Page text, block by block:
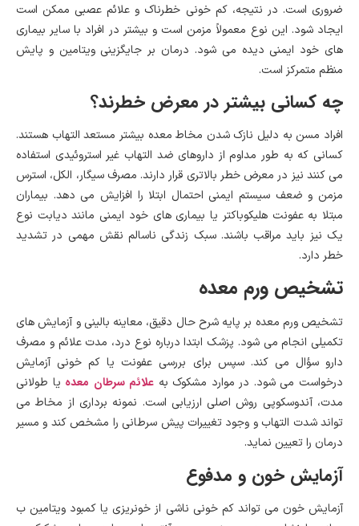
ضروری است. در نتیجه، کم خونی خطرناک و علائم عصبی ممکن است
ایجاد شود. این نوع معمولاً مزمن است و بیشتر در افراد با سایر بیماری
های خود ایمنی دیده می شود. درمان بر جایگزینی ویتامین و پایش
منظم متمرکز است.
چه کسانی بیشتر در معرض خطرند؟
افراد مسن به دلیل نازک شدن مخاط معده بیشتر مستعد التهاب هستند.
کسانی که به طور مداوم از داروهای ضد التهاب غیر استروئیدی استفاده
می کنند نیز در معرض خطر بالاتری قرار دارند. مصرف سیگار، الکل، استرس
مزمن و ضعف سیستم ایمنی احتمال ابتلا را افزایش می دهد. بیماران
مبتلا به عفونت هلیکوباکتر یا بیماری های خود ایمنی مانند دیابت نوع
یک نیز باید مراقب باشند. سبک زندگی ناسالم نقش مهمی در تشدید
خطر دارد.
تشخیص ورم معده
تشخیص ورم معده بر پایه شرح حال دقیق، معاینه بالینی و آزمایش های
تکمیلی انجام می شود. پزشک ابتدا درباره نوع درد، مدت علائم و مصرف
دارو سؤال می کند. سپس برای بررسی عفونت یا کم خونی آزمایش
درخواست می شود. در موارد مشکوک به علائم سرطان معده یا طولانی
مدت، آندوسکوپی روش اصلی ارزیابی است. نمونه برداری از مخاط می
تواند شدت التهاب و وجود تغییرات پیش سرطانی را مشخص کند و مسیر
درمان را تعیین نماید.
آزمایش خون و مدفوع
آزمایش خون می تواند کم خونی ناشی از خونریزی یا کمبود ویتامین ب